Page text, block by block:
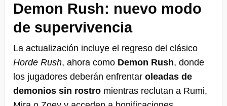
Demon Rush: nuevo modo
de supervivencia
La actualización incluye el regreso del clásico
Horde Rush, ahora como Demon Rush, donde
los jugadores deberán enfrentar oleadas de
demonios sin rostro mientras reclutan a Rumi,